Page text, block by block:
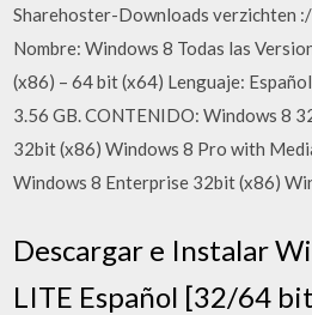
Sharehoster-Downloads verzichten :/
Nombre: Windows 8 Todas las
(x86) – 64 bit (x64) Lenguaje:
3.56 GB. CONTENIDO: Windows 8
32bit (x86) Windows 8 Pro with
Windows 8 Enterprise 32bit (x86)
Descargar e Instalar
LITE Español [32/64